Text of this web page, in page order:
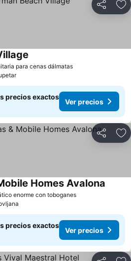
Compartir
para cenas dálmatas
precios exactos
Ver precios
Compartir
enorme con toboganes
Homes Avalona
precios exactos
Ver precios